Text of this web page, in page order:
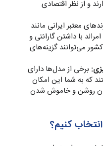
و از نظر اقتصادی
معتبر ایرانی مانند
امرالد با داشتن گارانتی و
می‌توانند گزینه‌های
برخی از مدل‌ها دارای
که به شما این امکان
روشن و خاموش شدن
کنیم؟